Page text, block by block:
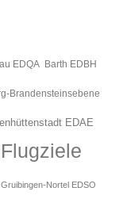
EDQA Barth EDBH
Brandensteinsebene
EDAE
Flugziele
Gruibingen-Nortel EDSO